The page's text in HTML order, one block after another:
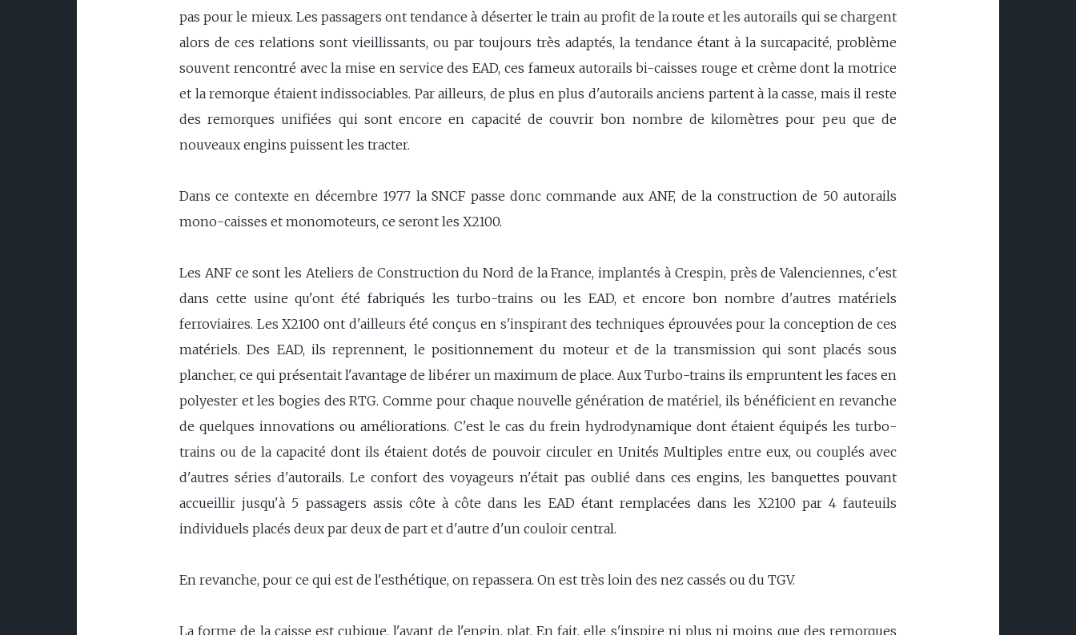
pas pour le mieux. Les passagers ont tendance à déserter le train au profit de la route et les autorails qui se chargent
alors de ces relations sont vieillissants, ou par toujours très adaptés, la tendance étant à la surcapacité, problème
souvent rencontré avec la mise en service des EAD, ces fameux autorails bi-caisses rouge et crème dont la motrice
et la remorque étaient indissociables. Par ailleurs, de plus en plus d'autorails anciens partent à la casse, mais il reste
des remorques unifiées qui sont encore en capacité de couvrir bon nombre de kilomètres pour peu que de
nouveaux engins puissent les tracter.
Dans ce contexte en décembre 1977 la SNCF passe donc commande aux ANF, de la construction de 50 autorails
mono-caisses et monomoteurs, ce seront les X2100.
Les ANF ce sont les Ateliers de Construction du Nord de la France, implantés à Crespin, près de Valenciennes, c'est
dans cette usine qu'ont été fabriqués les turbo-trains ou les EAD, et encore bon nombre d'autres matériels
ferroviaires. Les X2100 ont d'ailleurs été conçus en s'inspirant des techniques éprouvées pour la conception de ces
matériels. Des EAD, ils reprennent, le positionnement du moteur et de la transmission qui sont placés sous
plancher, ce qui présentait l'avantage de libérer un maximum de place. Aux Turbo-trains ils empruntent les faces en
polyester et les bogies des RTG. Comme pour chaque nouvelle génération de matériel, ils bénéficient en revanche
de quelques innovations ou améliorations. C'est le cas du frein hydrodynamique dont étaient équipés les turbo-
trains ou de la capacité dont ils étaient dotés de pouvoir circuler en Unités Multiples entre eux, ou couplés avec
d'autres séries d'autorails. Le confort des voyageurs n'était pas oublié dans ces engins, les banquettes pouvant
accueillir jusqu'à 5 passagers assis côte à côte dans les EAD étant remplacées dans les X2100 par 4 fauteuils
individuels placés deux par deux de part et d'autre d'un couloir central.
En revanche, pour ce qui est de l'esthétique, on repassera. On est très loin des nez cassés ou du TGV.
La forme de la caisse est cubique, l'avant de l'engin, plat. En fait, elle s'inspire ni plus ni moins que des remorques